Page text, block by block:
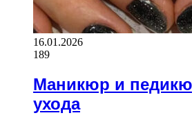
16.01.2026
189
Маникюр и
ухода